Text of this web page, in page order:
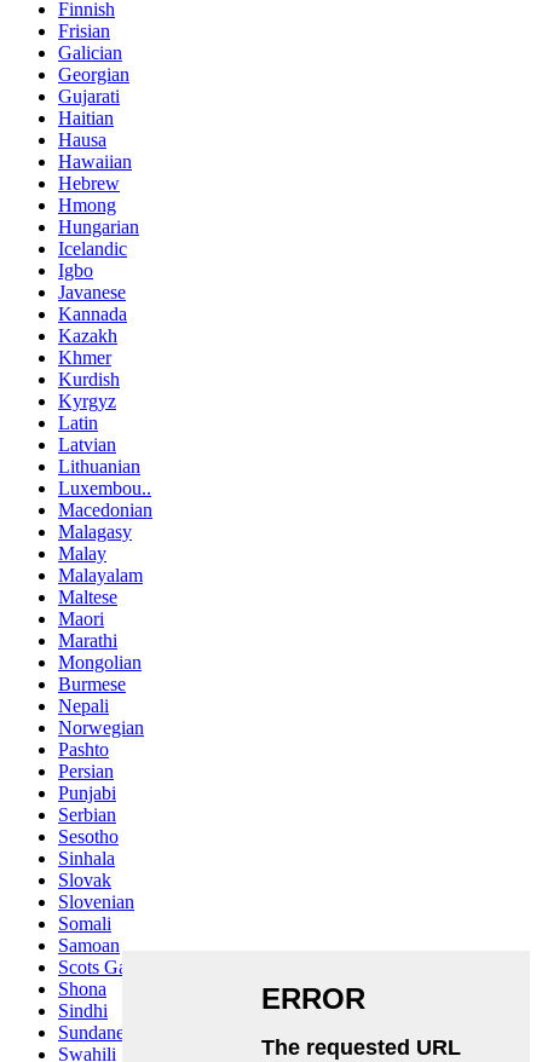
Finnish
Frisian
Galician
Georgian
Gujarati
Haitian
Hausa
Hawaiian
Hebrew
Hmong
Hungarian
Icelandic
Igbo
Javanese
Kannada
Kazakh
Khmer
Kurdish
Kyrgyz
Latin
Latvian
Lithuanian
Luxembou..
Macedonian
Malagasy
Malay
Malayalam
Maltese
Maori
Marathi
Mongolian
Burmese
Nepali
Norwegian
Pashto
Persian
Punjabi
Serbian
Sesotho
Sinhala
Slovak
Slovenian
Somali
Samoan
Scots Gaelic
Shona
Sindhi
Sundanese
Swahili